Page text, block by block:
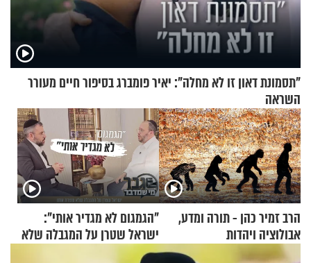
"תסמונת דאון זו לא מחלה": יאיר פומברג בסיפור חיים מעורר
השראה
הרב זמיר כהן - תורה ומדע,
אבולוציה ויהדות
"הגמגום לא מגדיר אותי":
ישראל שטרן על המגבלה שלא
עוצרת אותו